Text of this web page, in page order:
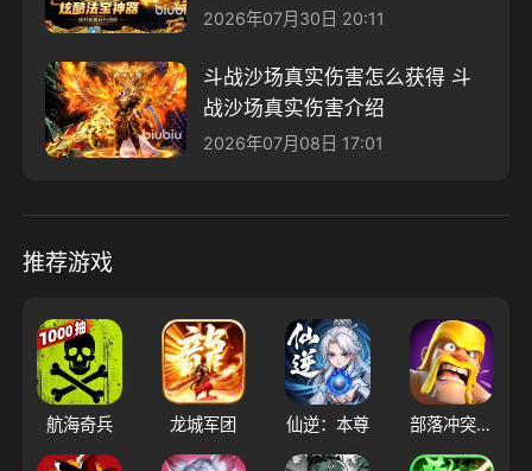
分享
2026年07月30日 20:11
斗战沙场真实伤害怎么获得 斗
战沙场真实伤害介绍
2026年07月08日 17:01
推荐游戏
航海奇兵 龙城军团 仙逆：本尊 部落冲突（腾讯版）